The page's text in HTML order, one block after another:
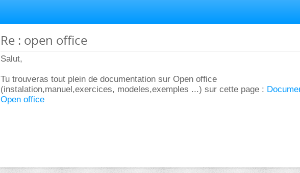
Re : open office
Salut,
Tu trouveras tout plein de documentation sur Open office
(instalation,manuel,exercices, modeles,exemples ...) sur cette page :
Open office